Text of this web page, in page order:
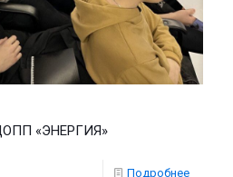
«ЭНЕРГИЯ»
Подробнее